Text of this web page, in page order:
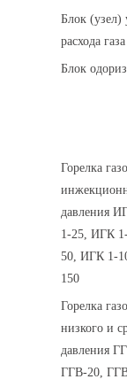
Блок (узел)
расхода газа
Блок
Горелка
давления
1-25, ИГК
50, ИГК 1-
150
Горелка
низкого и
давления
ГГВ-20,